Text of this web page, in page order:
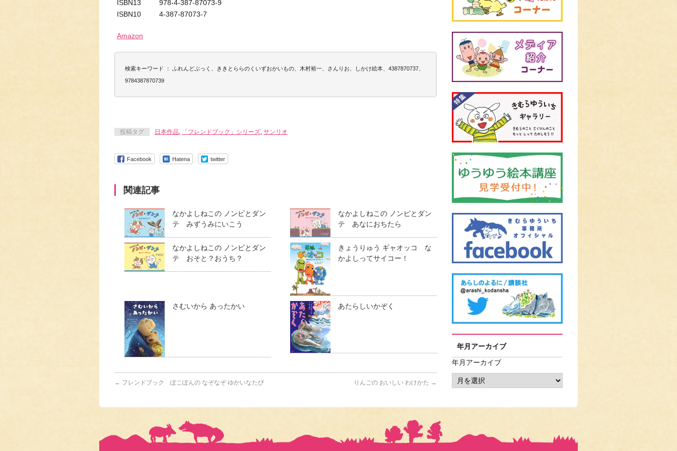
ISBN13 978-4-387-87073-9
ISBN10 4-387-87073-7
Amazon
検索キーワード ： ふれんどぶっく、ききとららのくいずおかいもの、木村裕一、さんりお、しかけ絵本、4387870737、
9784387870739
投稿タグ 日本作品, 「フレンドブック」シリーズ, サンリオ
Facebook Hatena twitter
関連記事
なかよしねこの ノンピとダン
テ みずうみにいこう
なかよしねこの ノンピとダン
テ あなにおちたら
なかよしねこの ノンピとダン
テ おそと？おうち？
きょうりゅう ギャオッコ な
かよしってサイコー！
さむいから あったかい あたらしいかぞく
← フレンドブック ぽこぽんの なぞなぞ ゆかいなたび りんごの おいしい わけかた →
年月アーカイブ
年月アーカイブ